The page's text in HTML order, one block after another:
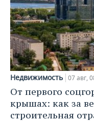
Недвижимость 07 авг,
От первого
крышах: как за
строительная